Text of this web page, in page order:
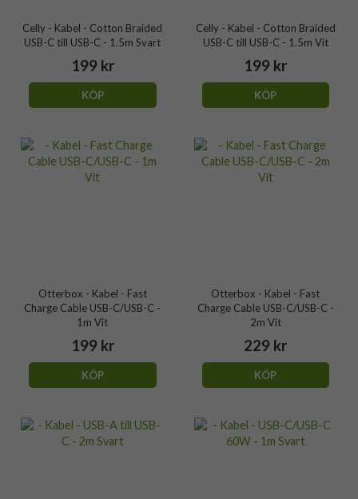
Celly - Kabel - Cotton Braided
USB-C till USB-C - 1.5m Svart
199 kr
KÖP
Celly - Kabel - Cotton Braided
USB-C till USB-C - 1.5m Vit
199 kr
KÖP
Otterbox - Kabel - Fast
Charge Cable USB-C/USB-C -
1m Vit
199 kr
KÖP
Otterbox - Kabel - Fast
Charge Cable USB-C/USB-C -
2m Vit
229 kr
KÖP